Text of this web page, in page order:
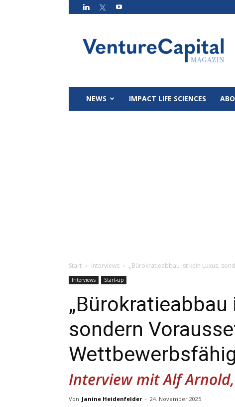
Magazin
NEWS IMPACT LIFE SCIENCES ABO
Start Interviews „Bürokratieabbau ist kein Luxus,
Interviews Start-up
sondern
Interview mit Alf
Von Janine Heidenfelder - 24. November 2025